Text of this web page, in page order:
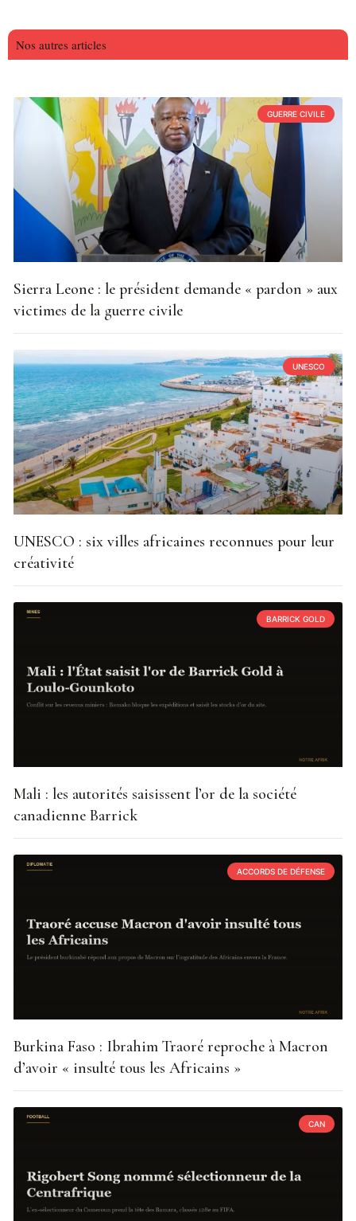
Nos autres articles
GUERRE CIVILE
Sierra Leone : le président demande « pardon » aux
victimes de la guerre civile
UNESCO
UNESCO : six villes africaines reconnues pour leur
créativité
BARRICK GOLD
Mali : les autorités saisissent l’or de la société
canadienne Barrick
ACCORDS DE DÉFENSE
Burkina Faso : Ibrahim Traoré reproche à Macron
d’avoir « insulté tous les Africains »
CAN